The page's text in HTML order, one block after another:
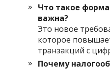
Что такое форма
важна?
Это новое
которое
транзакций с
Почему